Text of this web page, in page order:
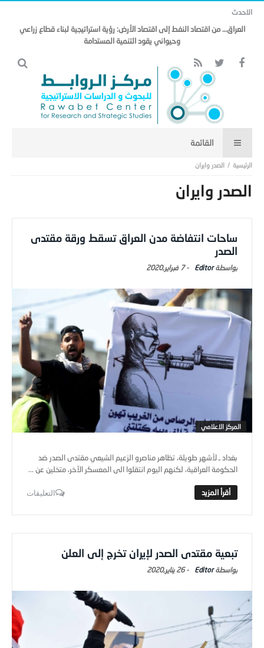
الاحدث
العراق… من اقتصاد النفط إلى اقتصاد الأرض: رؤية استراتيجية لبناء قطاع زراعي
وحيواني يقود التنمية المستدامة
الصدر وايران
الصدر وايران
ساحات انتفاضة مدن العراق تسقط ورقة مقتدى
الصدر
Editor
-7 فبراير,2020
المركز الاعلامي
بغداد ـ لأشهر طويلة، تظاهر مناصرو الزعيم الشيعي مقتدى الصدر ضد
الحكومة العراقية، لكنهم اليوم انتقلوا الى المعسكر الآخر، متخلين عن ...
التعليقات
تبعية مقتدى الصدر لإيران تخرج إلى العلن
Editor
-26 يناير,2020